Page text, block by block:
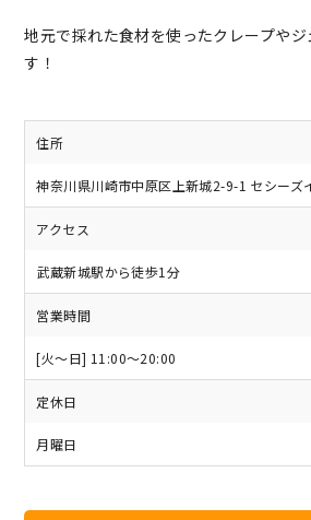
地元で採れた食材を使ったクレープや
す！
住所
神奈川県川崎市中原区上新城2-9-1 セシーズ
アクセス
武蔵新城駅から徒歩1分
営業時間
[火～日] 11:00～20:00
定休日
月曜日